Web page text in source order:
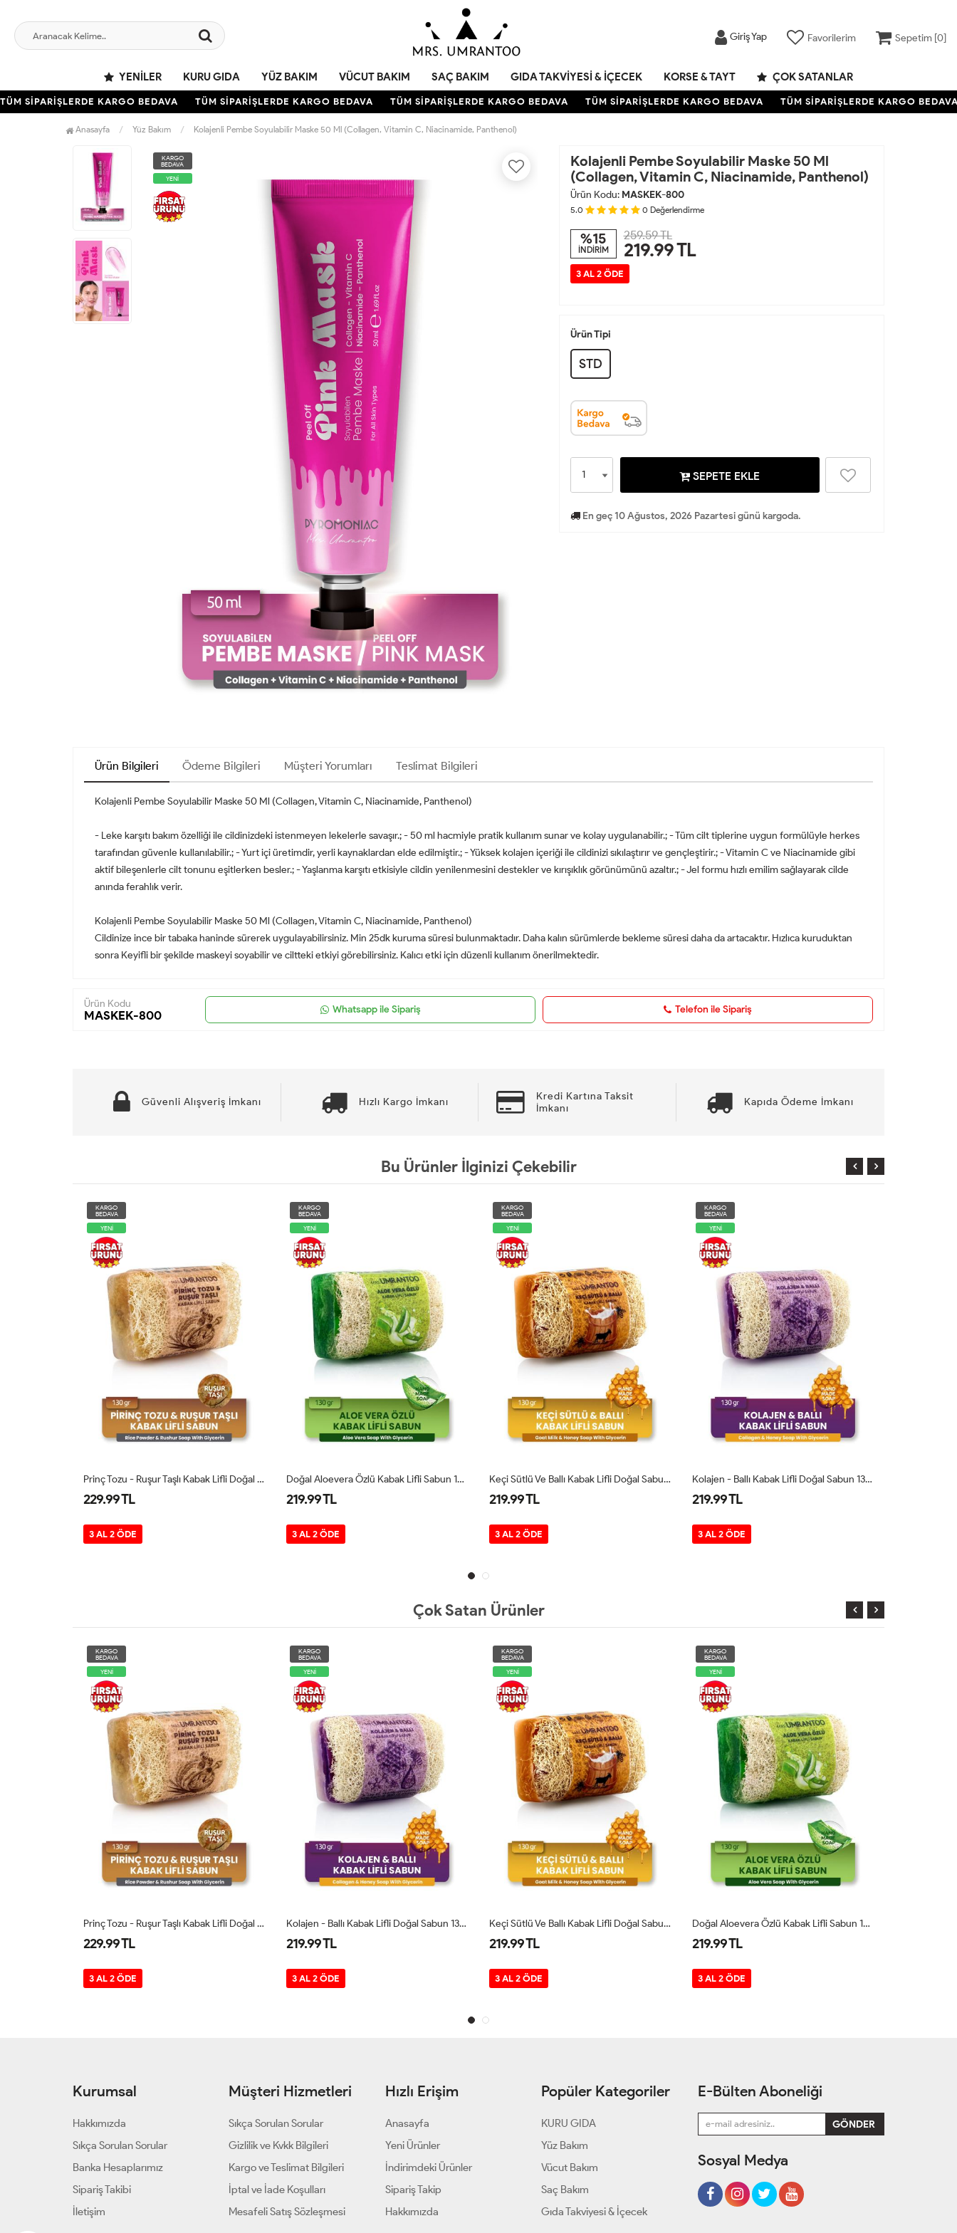
Giriş Yap Favorilerim Sepetim [0]
YENILER KURU GIDA YÜZ BAKIM VÜCUT BAKIM SAÇ BAKIM GIDA TAKVIYESI & İÇECEK KORSE & TAYT ÇOK SATANLAR
SİPARİŞLERDE KARGO BEDAVA TÜM SİPARİŞLERDE KARGO BEDAVA TÜM SİPARİŞLERDE KARGO BEDAVA TÜM SİPARİŞLERDE KARGO BEDAVA TÜM SİPARİŞLERDE KARGO BEDAVA
Anasayfa Yüz Bakım Kolajenli Pembe Soyulabilir Maske 50 Ml (Collagen, Vitamin C, Niacinamide, Panthenol)
KARGO
BEDAVA
YENİ
Kolajenli Pembe Soyulabilir Maske 50 Ml
(Collagen, Vitamin C, Niacinamide, Panthenol)
Ürün Kodu: MASKEK-800
5.0 0 Değerlendirme
%15
İNDİRİM
259.59 TL
219.99TL
3 AL 2 ÖDE
Ürün Tipi
STD
SEPETE EKLE
En geç 10 Ağustos, 2026 Pazartesi günü kargoda.
Ürün Bilgileri Ödeme Bilgileri Müşteri Yorumları Teslimat Bilgileri
Kolajenli Pembe Soyulabilir Maske 50 Ml (Collagen, Vitamin C, Niacinamide, Panthenol)
- Leke karşıtı bakım özelliği ile cildinizdeki istenmeyen lekelerle savaşır.; - 50 ml hacmiyle pratik kullanım sunar ve kolay uygulanabilir.; - Tüm cilt tiplerine uygun formülüyle herkes
tarafından güvenle kullanılabilir.; - Yurt içi üretimdir, yerli kaynaklardan elde edilmiştir.; - Yüksek kolajen içeriği ile cildinizi sıkılaştırır ve gençleştirir.; - Vitamin C ve Niacinamide gibi
aktif bileşenlerle cilt tonunu eşitlerken besler.; - Yaşlanma karşıtı etkisiyle cildin yenilenmesini destekler ve kırışıklık görünümünü azaltır.; - Jel formu hızlı emilim sağlayarak cilde
anında ferahlık verir.
Kolajenli Pembe Soyulabilir Maske 50 Ml (Collagen, Vitamin C, Niacinamide, Panthenol)
Cildinize ince bir tabaka haninde sürerek uygulayabilirsiniz. Min 25dk kuruma süresi bulunmaktadır. Daha kalın sürümlerde bekleme süresi daha da artacaktır. Hızlıca kuruduktan
sonra Keyifli bir şekilde maskeyi soyabilir ve ciltteki etkiyi görebilirsiniz. Kalıcı etki için düzenli kullanım önerilmektedir.
Ürün Kodu
MASKEK-800 Whatsapp ile Sipariş Telefon ile Sipariş
Güvenli Alışveriş İmkanı Hızlı Kargo İmkanı
Kredi Kartına Taksit
İmkanı
Kapıda Ödeme İmkanı
Bu Ürünler İlginizi Çekebilir
Prinç Tozu - Ruşur Taşlı Kabak Lifli Doğal Sabun 130 Gr Doğal Aloevera Özlü Kabak Lifli Sabun 130g Keçi Sütlü Ve Ballı Kabak Lifli Doğal Sabun 130g Kolajen - Ballı Kabak Lifli Doğal Sabun 130 Gr
Çok Satan Ürünler
KARGO
BEDAVA
YENİ
Prinç Tozu - Ruşur Taşlı Kabak Lifli Doğal Sabun 130 Gr
229.99 TL
3 AL 2 ÖDE
KARGO
BEDAVA
YENİ
Kolajen - Ballı Kabak Lifli Doğal Sabun 130 Gr
219.99 TL
3 AL 2 ÖDE
KARGO
BEDAVA
YENİ
Keçi Sütlü Ve Ballı Kabak Lifli Doğal Sabun 130g
219.99 TL
3 AL 2 ÖDE
KARGO
BEDAVA
YENİ
Doğal Aloevera Özlü Kabak Lifli Sabun 130g
219.99 TL
3 AL 2 ÖDE
Kurumsal
Hakkımızda
Sıkça Sorulan Sorular
Banka Hesaplarımız
Sipariş Takibi
İletişim
Müşteri Hizmetleri
Sıkça Sorulan Sorular
Gizlilik ve Kvkk Bilgileri
Kargo ve Teslimat Bilgileri
İptal ve İade Koşulları
Mesafeli Satış Sözleşmesi
Hızlı Erişim
Anasayfa
Yeni Ürünler
İndirimdeki Ürünler
Sipariş Takip
Hakkımızda
Popüler Kategoriler
KURU GIDA
Yüz Bakım
Vücut Bakım
Saç Bakım
Gıda Takviyesi & İçecek
E-Bülten Aboneliği
Sosyal Medya